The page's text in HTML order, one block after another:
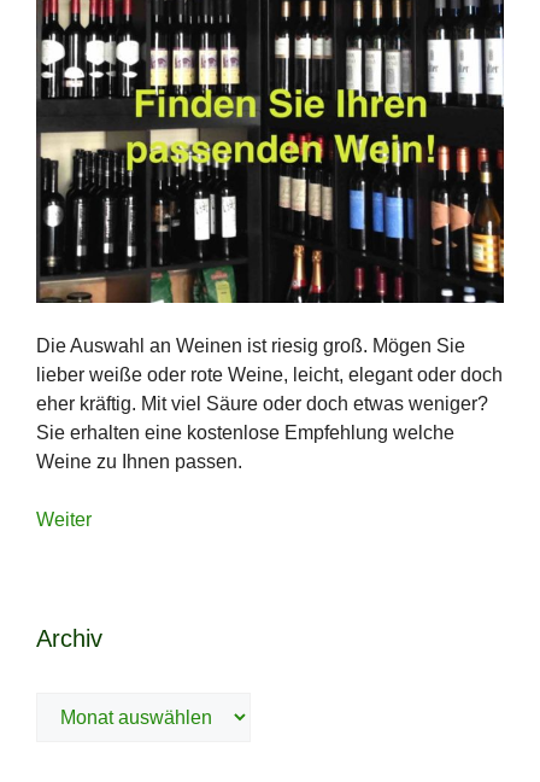
Die Auswahl an Weinen ist riesig groß. Mögen Sie
lieber weiße oder rote Weine, leicht, elegant oder doch
eher kräftig. Mit viel Säure oder doch etwas weniger?
Sie erhalten eine kostenlose Empfehlung welche
Weine zu Ihnen passen.
Weiter
Archiv
Archiv